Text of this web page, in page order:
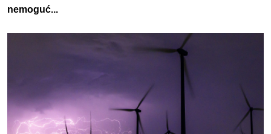
nemoguć...